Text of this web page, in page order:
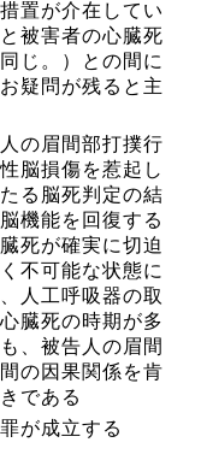
置が介在してい
被害者の心臓死
じ。）との間に
疑問が残ると主
の眉間部打撲行
脳損傷を惹起し
る脳死判定の結
機能を回復する
死が確実に切迫
不可能な状態に
人工呼吸器の取
臓死の時期が多
、被告人の眉間
の因果関係を肯
である
が成立する